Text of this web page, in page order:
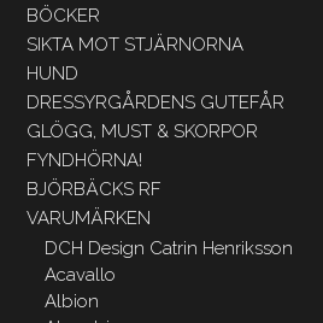
BÖCKER
SIKTA MOT STJÄRNORNA
HUND
DRESSYRGÅRDENS GUTEFÅR
GLÖGG, MUST & SKORPOR
FYNDHÖRNA!
BJÖRBÄCKS RF
VARUMÄRKEN
DCH Design Catrin Henriksson
Acavallo
Albion